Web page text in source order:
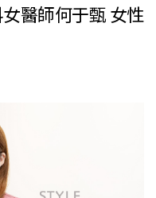
醫師何于甄 女性